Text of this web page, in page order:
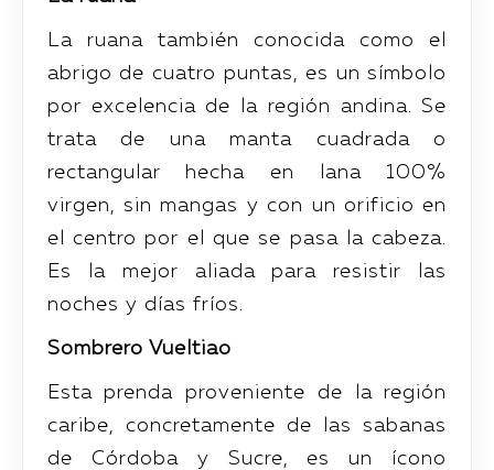
La ruana también conocida como el
abrigo de cuatro puntas, es un símbolo
por excelencia de la región andina. Se
trata de una manta cuadrada o
rectangular hecha en lana 100%
virgen, sin mangas y con un orificio en
el centro por el que se pasa la cabeza.
Es la mejor aliada para resistir las
noches y días fríos.
Sombrero Vueltiao
Esta prenda proveniente de la región
caribe, concretamente de las sabanas
de Córdoba y Sucre, es un ícono